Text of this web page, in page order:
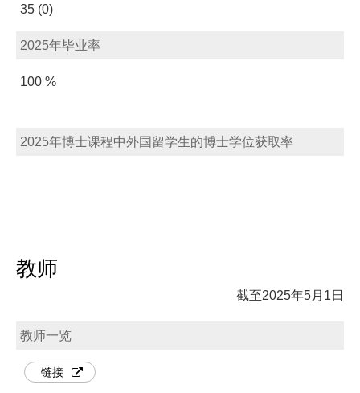
35 (0)
2025年毕业率
100 %
2025年博士课程中外国留学生的博士学位获取率
教师
截至2025年5月1日
教师一览
链接